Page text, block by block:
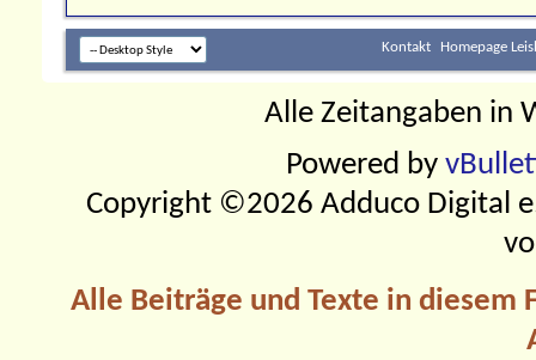
Kontakt Homepage
Alle Zeitangaben in
Powered by
Copyright ©2026 Adduco Digital
Alle Beiträge und Texte in